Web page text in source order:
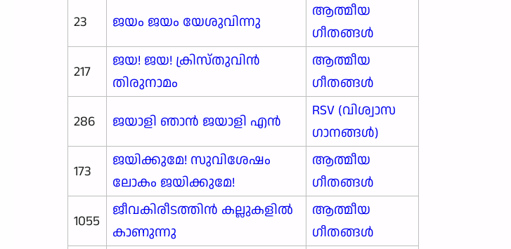
23
ജയം ജയം യേശുവിന്നു
ആത്മീയ
ഗീതങ്ങൾ
217
ജയ! ജയ! ക്രിസ്തുവിൻ
തിരുനാമം
ആത്മീയ
ഗീതങ്ങൾ
286
ജയാളി ഞാന്‍ ജയാളി എന്‍
RSV (വിശ്വാസ
ഗാനങ്ങള്‍)
173
ജയിക്കുമേ! സുവിശേഷം
ലോകം ജയിക്കുമേ!
ആത്മീയ
ഗീതങ്ങൾ
1055
ജീവകിരീടത്തിൻ കല്ലുകളിൽ
കാണുന്നു
ആത്മീയ
ഗീതങ്ങൾ